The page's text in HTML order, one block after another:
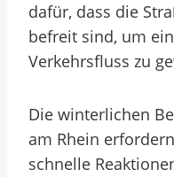
dafür, dass die
befreit sind, um
Verkehrsfluss zu
Die winterlichen
am Rhein
schnelle